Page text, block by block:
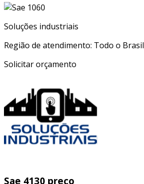
Soluções industriais
Região de atendimento: Todo o Brasil
Solicitar orçamento
Sae 4130 preço